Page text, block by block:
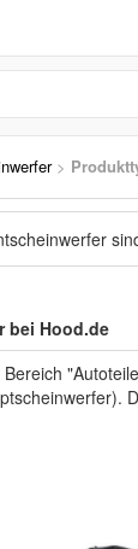
>
bei Hood.de